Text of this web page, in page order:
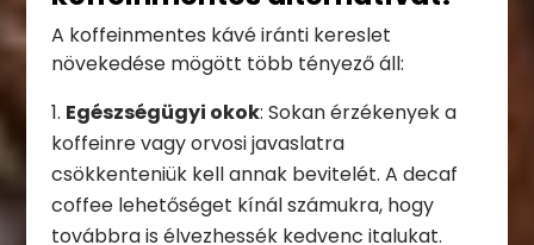
A koffeinmentes kávé iránti kereslet
növekedése mögött több tényező áll:
Egészségügyi okok: Sokan érzékenyek a
koffeinre vagy orvosi javaslatra
csökkenteniük kell annak bevitelét. A decaf
coffee lehetőséget kínál számukra, hogy
továbbra is élvezhessék kedvenc italukat.